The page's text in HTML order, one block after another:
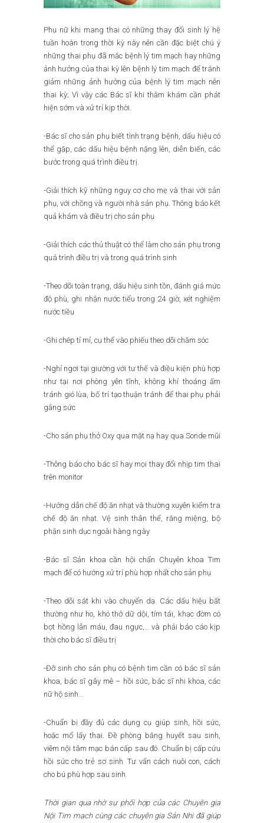
Phụ nữ khi mang thai có những thay đổi sinh lý hệ
tuần hoàn trong thời kỳ này nên cần đặc biệt chú ý
những thai phụ đã mắc bệnh lý tim mạch hay những
ảnh hưởng của thai kỳ lên bệnh lý tim mạch để tránh
giảm những ảnh hưởng của bệnh lý tim mạch nên
thai kỳ; Vì vậy các Bác sĩ khi thăm khám cần phát
hiện sớm và xử trí kịp thời.
-Bác sĩ cho sản phụ biết tình trạng bệnh, dấu hiệu có
thể gặp, các dấu hiệu bệnh nặng lên, diễn biến, các
bước trong quá trình điều trị.
-Giải thích kỹ những nguy cơ cho mẹ và thai với sản
phụ, với chồng và người nhà sản phụ. Thông báo kết
quả khám và điều trị cho sản phụ
-Giải thích các thủ thuật có thể làm cho sản phụ trong
quá trình điều trị và trong quá trình sinh
-Theo dõi toàn trạng, dấu hiệu sinh tồn, đánh giá mức
độ phù, ghi nhận nước tiểu trong 24 giờ, xét nghiệm
nước tiều
-Ghi chép tỉ mỉ, cụ thể vào phiếu theo dõi chăm sóc
-Nghỉ ngơi tại giường với tư thế và điều kiện phù hợp
như tại nơi phòng yên tĩnh, không khí thoáng ấm
tránh gió lùa, bố trí tạo thuận tránh để thai phụ phải
gắng sức
-Cho sản phụ thở Oxy qua mặt nạ hay qua Sonde mũi
-Thông báo cho bác sĩ hay mọi thay đổi nhịp tim thai
trên monitor
-Hướng dẫn chế độ ăn nhạt và thường xuyên kiểm tra
chế độ ăn nhạt. Vệ sinh thân thể, răng miệng, bộ
phận sinh dục ngoài hàng ngày
-Bác sĩ Sản khoa cần hội chẩn Chuyên khoa Tim
mạch để có hướng xử trí phù hợp nhất cho sản phụ
-Theo dõi sát khi vào chuyển dạ. Các dấu hiệu bất
thường như ho, khó thở dữ dội, tím tái, khạc đờm có
bọt hồng lẫn máu, đau ngực,… và phải báo cáo kịp
thời cho bác sĩ điều trị
-Đỡ sinh cho sản phụ có bệnh tim cần có bác sĩ sản
khoa, bác sĩ gây mê – hồi sức, bác sĩ nhi khoa, các
nữ hộ sinh…
-Chuẩn bị đầy đủ các dụng cụ giúp sinh, hồi sức,
hoặc mổ lấy thai. Đề phòng băng huyết sau sinh,
viêm nội tâm mạc bán cấp sau đó. Chuẩn bị cấp cứu
hồi sức cho trẻ sơ sinh. Tư vấn cách nuôi con, cách
cho bú phù hợp sau sinh.
Thời gian qua nhờ sự phối hợp của các Chuyên gia
Nội Tim mạch cùng các chuyên gia Sản Nhi đã giúp